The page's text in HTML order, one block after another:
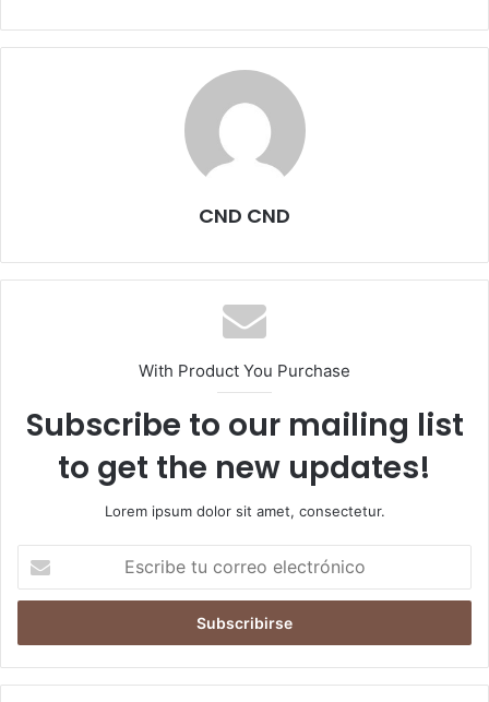
CND CND
With Product You Purchase
Subscribe to our mailing list
to get the new updates!
Lorem ipsum dolor sit amet, consectetur.
c
i
b